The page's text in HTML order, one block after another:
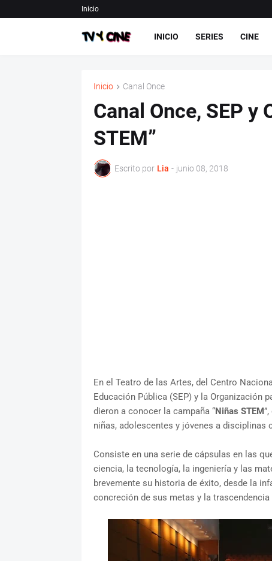
Inicio
INICIO SERIES CINE
Inicio Canal Once
Canal Once, SEP y
STEM”
Escrito por Lia - junio 08, 2018
En el Teatro de las Artes, del Centro
Educación Pública (SEP) y la Organización
dieron a conocer la campaña “Niñas STEM
niñas, adolescentes y jóvenes a disciplinas
Consiste en una serie de cápsulas en las
ciencia, la tecnología, la ingeniería y las
brevemente su historia de éxito, desde la
concreción de sus metas y la